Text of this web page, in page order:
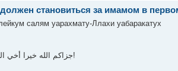
становиться за имамом в
салям уарахмату-Ллахи уабаракатух
جزاكم الله خيرا أخي الحبيب!